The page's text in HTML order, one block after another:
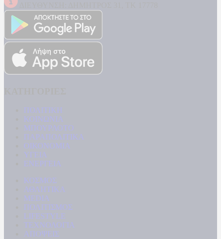
ΠΟΛΙΤΙΚΗ
ΚΟΙΝΩΝΙΑ
ΜΠΟΥΡΛΟΤΟ
ΠΑΡΑΠΟΛΙΤΙΚΑ
ΟΙΚΟΝΟΜΙΑ
ΥΓΕΙΑ
ΕΝΕΡΓΕΙΑ
ΚΟΣΜΟΣ
ΑΘΛΗΤΙΚΑ
MEDIA
ΠΟΛΙΤΙΣΜΟΣ
LIFESTYLE
ΤΕΧΝΟΛΟΓΙΑ
ΑΠΟΨΕΙΣ